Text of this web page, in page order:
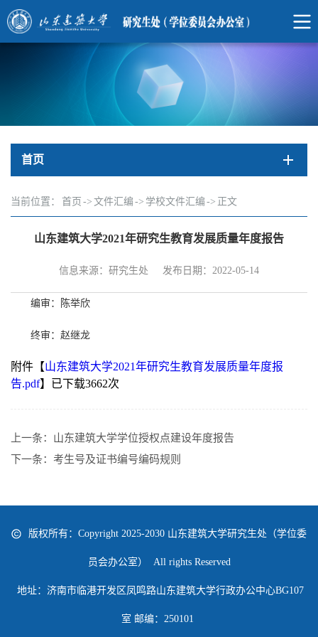
首页
当前位置： 首页 -> 文件汇编 -> 学校文件汇编 -> 正文
山东建筑大学2021年研究生教育发展质量年度报告
信息来源：研究生处 发布日期：2022-05-14
编审：陈举欣
终审：赵继龙
附件【山东建筑大学2021年研究生教育发展质量年度报
告.pdf】已下载3662次
上一条： 山东建筑大学学位授权点建设年度报告
下一条： 考生号及证书编号编码规则
版权所有：Copyright 2025-2030 山东建筑大学研究生处（学位委
员会办公室） All rights Reserved
地址：济南市临港开发区凤鸣路山东建筑大学行政办公中心BG107
室 邮编：250101